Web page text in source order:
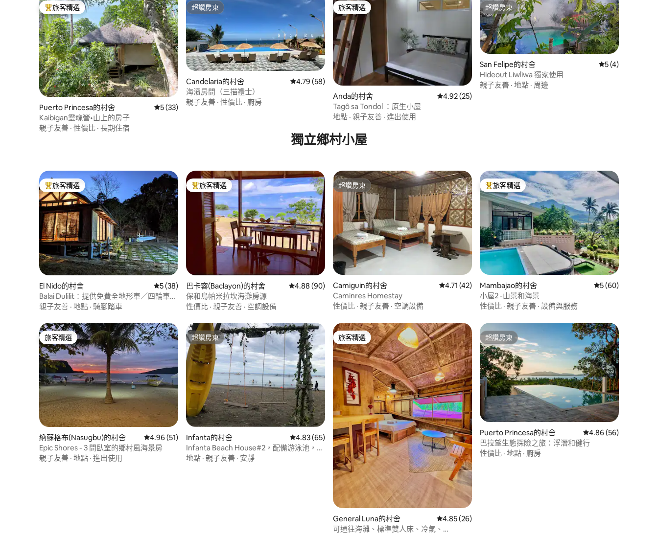
旅客精選榜首
旅客精選
Puerto Princesa的村舍 從 33 則評價中獲得 5 的平均評分（滿分 5 分）
5 (33)
Kaibigan靈魂營•山上的房子
親子友善 · 性價比 · 長期住宿
超讚房東
超讚房東
Candelaria的村舍 從 58 則評價中獲得 4.79 的平均評分（滿分 5 分）
4.79 (58)
海濱房間（三描禮士）
親子友善 · 性價比 · 廚房
旅客精選
旅客精選
Anda的村舍 從 25 則評價中獲得 4.92 的平均評分（滿分 5 分）
4.92 (25)
Tagô sa Tondol ：原生小屋
地點 · 親子友善 · 進出使用
超讚房東
超讚房東
San Felipe的村舍 從 4 則評價中獲
5 (4)
Hideout Liwliwa 獨家使用
親子友善 · 地點 · 周邊
獨立鄉村小屋
旅客精選榜首
旅客精選
El Nido的村舍 從 38 則評價中獲得 5 的平均評分（滿分 5 分）
5 (38)
Balai Dulilit：提供免費全地形車／四輪車的
度假屋
親子友善 · 地點 · 騎腳踏車
旅客精選榜首
旅客精選
巴卡容(Baclayon)的村舍 從 90 則評價中獲得 4.88 的平均評分（滿分 5 分）
4.88 (90)
保和島帕米拉坎海灘房源
性價比 · 親子友善 · 空調設備
超讚房東
超讚房東
Camiguin的村舍 從 42 則評價中獲得 4.71 的平均評分（滿分 5 分）
4.71 (42)
Caminres Homestay
性價比 · 親子友善 · 空調設備
旅客精選榜首
旅客精選
Mambajao的村舍 從 60 則評價中獲
5 (60)
小屋2 -山景和海景
性價比 · 親子友善 · 設備與服務
旅客精選
旅客精選
納蘇格布(Nasugbu)的村舍 從 51 則評價中獲得 4.96 的平均評分（滿分 5 分）
4.96 (51)
Epic Shores - 3 間臥室的鄉村風海景房
親子友善 · 地點 · 進出使用
超讚房東
超讚房東
Infanta的村舍 從 65 則評價中獲得 4.83 的平均評分（滿分 5 分）
4.83 (65)
Infanta Beach House#2，配備游泳池，免
費WiFi
地點 · 親子友善 · 安靜
旅客精選
旅客精選
General Luna的村舍 從 26 則評價中獲得 4.85 的平均評分（滿分 5 分）
4.85 (26)
可通往海灘、標準雙人床、冷氣、
超讚房東
超讚房東
Puerto Princesa的村舍 從 56 則評價中獲得
4.86 (56)
巴拉望生態探險之旅：浮潛和健行
性價比 · 地點 · 廚房